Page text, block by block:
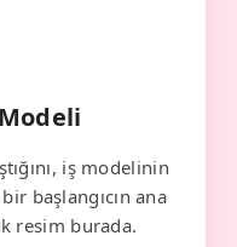
iş modelinin
başlangıcın ana
resim burada.